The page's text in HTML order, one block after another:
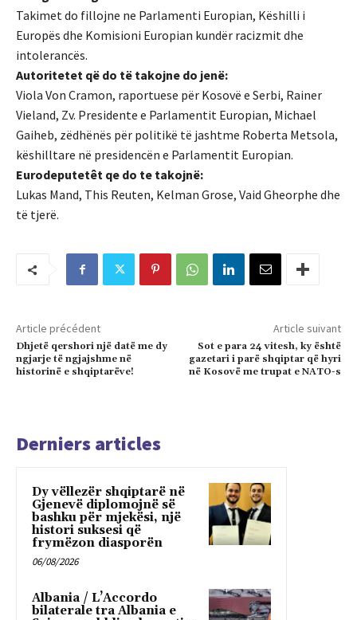
Takimet do fillojne ne Parlamenti Europian, Këshilli i
Europës dhe Komisioni Europian kundër racizmit dhe
intolerancës.
Autoritetet që do të takojne do jenë:
Viola Von Cramon, raportuese për Kosovë e Serbi, Rainer
Vieland, Zv. Presidente e Parlamentit Europian, Michael
Gaiheb, zëdhënës për politikë të jashtme Roberta Metsola,
këshilltare në presidencën e Parlamentit Europian.
Eurodeputetêt qe do te takojnë:
Lukas Mand, This Reuten, Kelman Grose, Vaid Gheorphe dhe
të tjerë.
Article précédent
Dhjetë qershori një datë me dy
ngjarje të ngjajshme në
historinë e shqiptarëve!
Article suivant
Sot e para 24 vitesh, ky është
gazetari i parë shqiptar që hyri
në Kosovë me trupat e NATO-s
Derniers articles
Dy vëllezër shqiptarë në
Gjenevë diplomojnë së
bashku për mjekësi, një
histori suksesi që
frymëzon diasporën
06/08/2026
Albania / L’Accordo
bilaterale tra Albania e